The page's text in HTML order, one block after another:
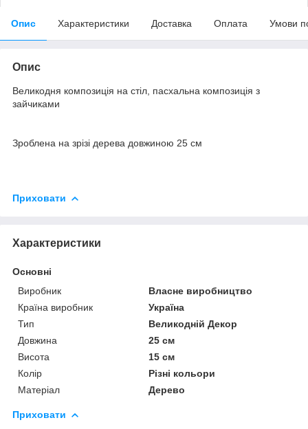
Опис Характеристики Доставка Оплата Умови
Опис
Великодня композиція на стіл, пасхальна композиція з
зайчиками
Зроблена на зрізі дерева довжиною 25 см
Приховати
Характеристики
Основні
Виробник
Власне виробництво
Країна виробник
Україна
Тип
Великодній Декор
Довжина
25 см
Висота
15 см
Колір
Різні кольори
Матеріал
Дерево
Приховати